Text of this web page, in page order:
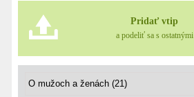
Pridať vtip
a podeliť sa s ostatnými